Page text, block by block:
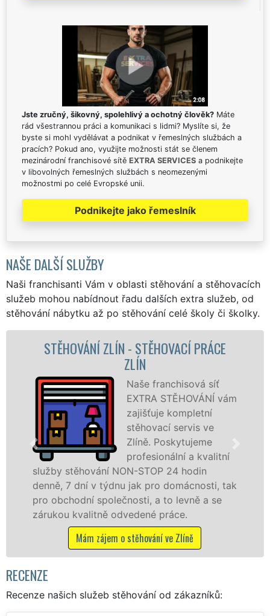
Jste zručný, šikovný, spolehlivý a ochotný člověk? Máte
rád všestrannou práci a komunikaci s lidmi? Myslíte si, že
byste si mohl vydělávat a podnikat v řemeslných službách a
pracích? Pokud ano, využijte možnosti stát se členem
mezinárodní franchisové sítě EXTRA SERVICES a podnikejte
v libovolných řemeslných službách s neomezenými
možnostmi po celé Evropské unii.
Podnikejte jako řemeslník
NAŠE DALŠÍ SLUŽBY
Naši franchisanti Vám v oblasti stěhování a stěhovacích
služeb mohou nabídnout řadu dalších extra služeb, od
stěhování nábytku až po stěhování celé školy či školky.
STĚHOVACÍ SLUŽBA ZLÍN - STĚHOVACÍ
Poskytujeme
stěhovací služby
Zlíně na špičkové
úrovni se
stěhovací
technikou. Tyto
služby zajišťujeme domácnostem i firmám
celém okresu Zlín se zárukou kvality
franchisové sítě EXTRA STĚHOVÁNÍ.
Nabízíme stěhovací služby NON-STOP
včetně víkendů a svátků bez příplatků.
Mám zájem o stěhovací služby ve Zlíně
RECENZE
Recenze našich služeb stěhování od zákazníků: